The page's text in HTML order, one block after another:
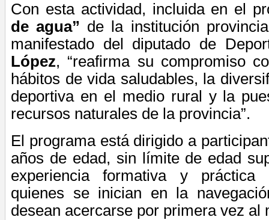
Con esta actividad, incluida en el
de agua” de la institución
manifestado del diputado de
López, “reafirma su compromiso
hábitos de vida saludables, la
deportiva en el medio rural y la
recursos naturales de la provincia”.
El programa está dirigido a
años de edad, sin límite de edad
experiencia formativa y práctica
quienes se inician en la
desean acercarse por primera vez al